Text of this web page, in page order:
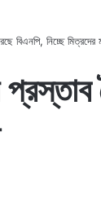
বিএনপি, নিচ্ছে মিত্রদের